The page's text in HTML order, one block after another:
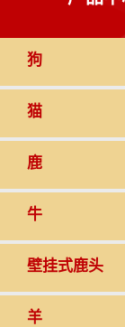
狗
猫
鹿
牛
壁挂式鹿头
羊